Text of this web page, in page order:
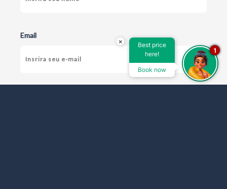
Email
×
Best price
here!
Book now
1